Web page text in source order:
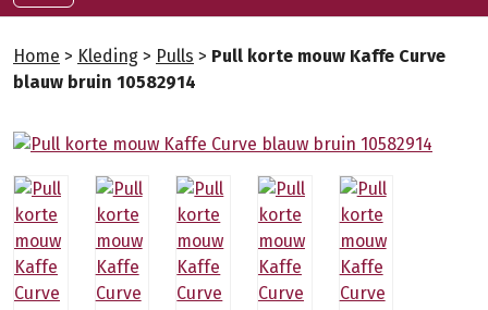
Home > Kleding > Pulls > Pull korte mouw Kaffe Curve
blauw bruin 10582914